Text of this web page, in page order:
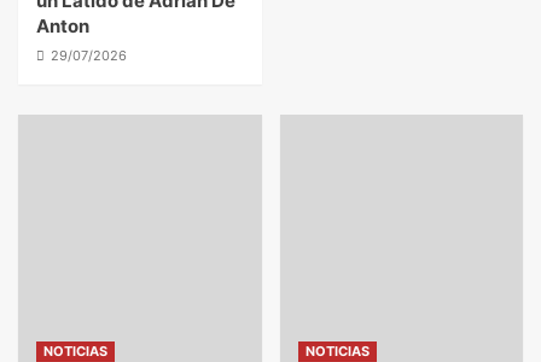
Anton
29/07/2026
NOTICIAS NOTICIAS